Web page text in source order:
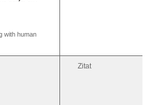
with human
Zitat